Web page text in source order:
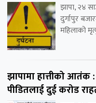
झापा, २४
दुर्गापुर
महिलाको
झापामा हात्तीको आतंक
पीडितलाई दुई करोड